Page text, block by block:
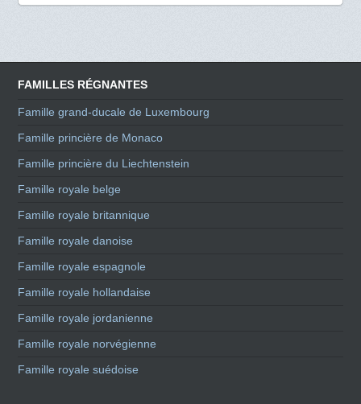
FAMILLES RÉGNANTES
Famille grand-ducale de Luxembourg
Famille princière de Monaco
Famille princière du Liechtenstein
Famille royale belge
Famille royale britannique
Famille royale danoise
Famille royale espagnole
Famille royale hollandaise
Famille royale jordanienne
Famille royale norvégienne
Famille royale suédoise